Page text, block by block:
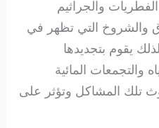
والجراثيم
والشروخ التي تظهر في
يقوم بتجديدها
والتجمعات المائية
تلك المشاكل وتؤثر على